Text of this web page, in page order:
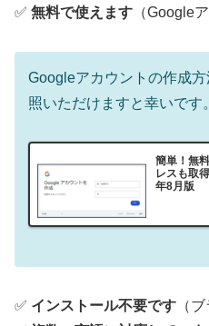
✅ 無料で使えます （Google
Googleアカウントの作成
照いただけますと幸いです。
簡単！無
レスも取
年8月版
✅ インストール不要です （